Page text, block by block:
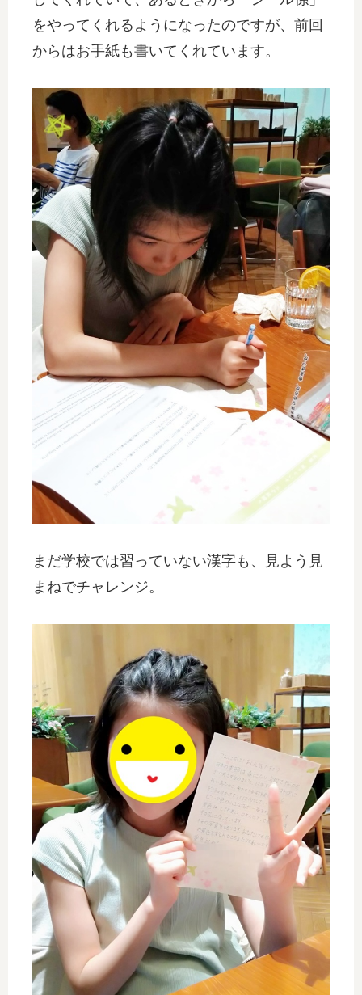
をやってくれるようになったのですが、前回
からはお手紙も書いてくれています。
まだ学校では習っていない漢字も、見よう見
まねでチャレンジ。